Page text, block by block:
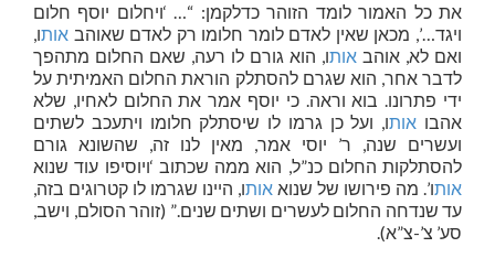
את כל האמור לומד הזוהר כדלקמן: “… ‘ויחלום יוסף חלום
ויגד…’, מכאן שאין לאדם לומר חלומו רק לאדם שאוהב אותו,
ואם לא, אוהב אותו, הוא גורם לו רעה, שאם החלום מתהפך
לדבר אחר, הוא שגרם להסתלק הוראת החלום האמיתית על
ידי פתרונו. בוא וראה. כי יוסף אמר את החלום לאחיו, שלא
אהבו אותו, ועל כן גרמו לו שיסתלק חלומו ויתעכב לשתים
ועשרים שנה, ר’ יוסי אמר, מאין לנו זה, שהשונא גורם
להסתלקות החלום כנ”ל, הוא ממה שכתוב ‘ויוסיפו עוד שנוא
אותו’. מה פירושו של שנוא אותו, היינו שגרמו לו קטרוגים בזה,
עד שנדחה החלום לעשרים ושתים שנים.” (זוהר הסולם, וישב,
סע’ צ’-צ”א).